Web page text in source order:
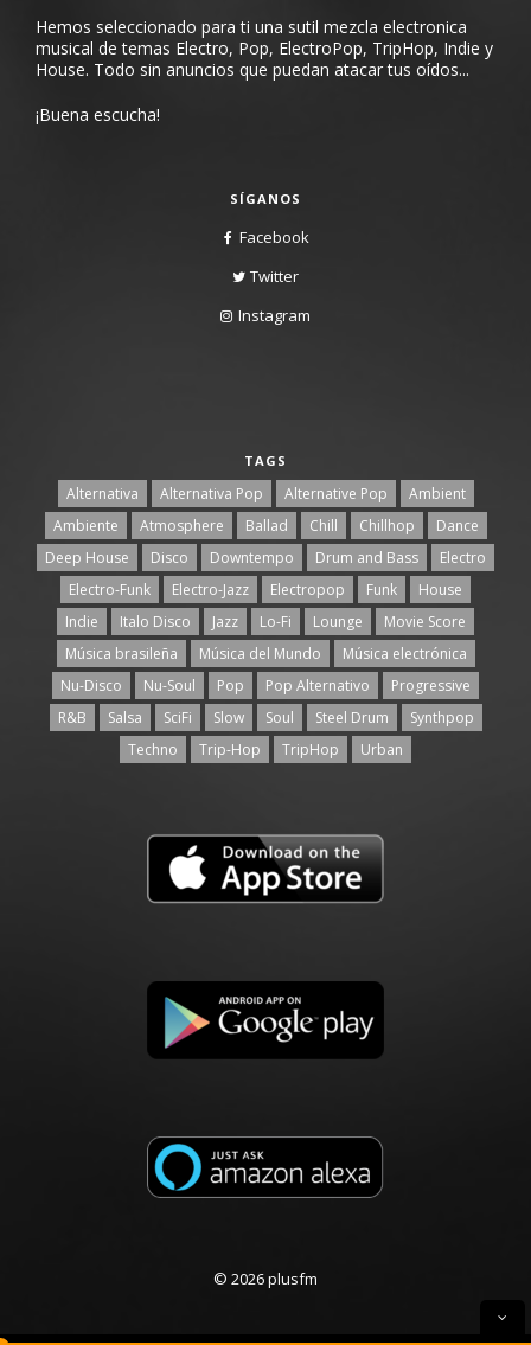
Hemos seleccionado para ti una sutil mezcla electronica
musical de temas Electro, Pop, ElectroPop, TripHop, Indie y
House. Todo sin anuncios que puedan atacar tus oídos...
¡Buena escucha!
SÍGANOS
Facebook
Twitter
Instagram
TAGS
Alternativa Alternativa Pop Alternative Pop
Ambient
Ambiente
Atmosphere Ballad Chill Chillhop
Dance
Deep House
Disco Downtempo Drum and Bass
Electro
Electro-Funk
Electro-Jazz Electropop Funk
House
Indie
Italo Disco Jazz Lo-Fi Lounge
Movie Score
Música brasileña
Música del Mundo
Música electrónica
Nu-Disco
Nu-Soul Pop Pop Alternativo
Progressive
R&B
Salsa SciFi Slow Soul Steel Drum
Synthpop
Techno
Trip-Hop TripHop Urban
© 2026 plusfm